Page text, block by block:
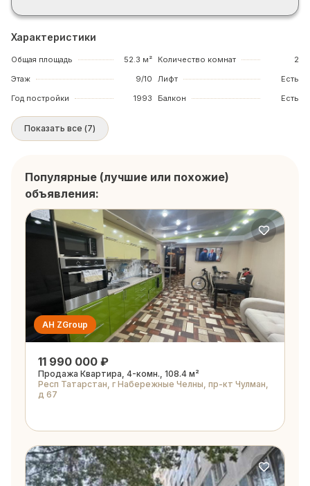
Характеристики
Общая площадь
52.3 м²
Этаж
9/10
Год постройки
1993
Количество комнат
2
Лифт
Есть
Балкон
Есть
Показать все (7)
Популярные (лучшие или похожие)
объявления:
АН ZGroup
11 990 000 ₽
Продажа Квартира, 4-комн., 108.4 м²
Респ Татарстан, г Набережные Челны, пр-кт Чулман,
д 67